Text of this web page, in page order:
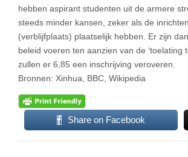
hebben aspirant studenten uit de armere
steeds minder kansen, zeker als de
(verblijfplaats) plaatselijk hebben. Er zijn
beleid voeren ten aanzien van de
zullen er 6,85 een inschrijving veroveren.
Bronnen: Xinhua, BBC, Wikipedia
Share on Facebook